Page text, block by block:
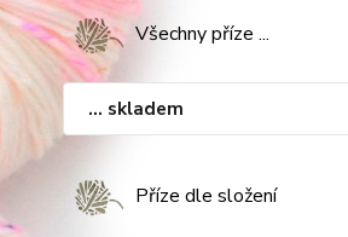
Všechny příze ...
... skladem
Příze dle složení